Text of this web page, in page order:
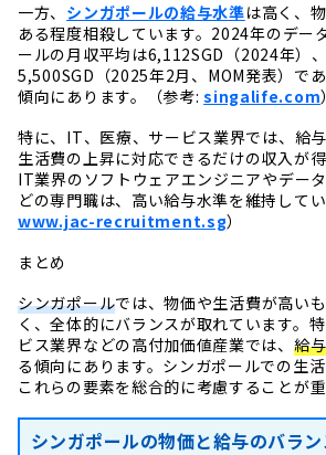
一方、 シンガポールの給与水準は高く、
ある程度相殺しています。2024年のデー
ールの月収平均は6,112SGD（2024年）
5,500SGD（2025年2月、MOM発表）で
傾向にあります。（参考:singalife.com）
特に、IT、医療、サービス業界では、給
生活費の上昇に対応できるだけの収入が得
IT業界のソフトウェアエンジニアやデー
どの専門職は、高い給与水準を維持して
www.jac-recruitment.sg）
まとめ
シンガポールでは、物価や生活費が高い
く、全体的にバランスが取れています。
ビス業界などの高付加価値産業では、 給与
る傾向にあります。シンガポールでの生活
これらの要素を総合的に考慮することが重
シンガポールの物価と給与のバラン